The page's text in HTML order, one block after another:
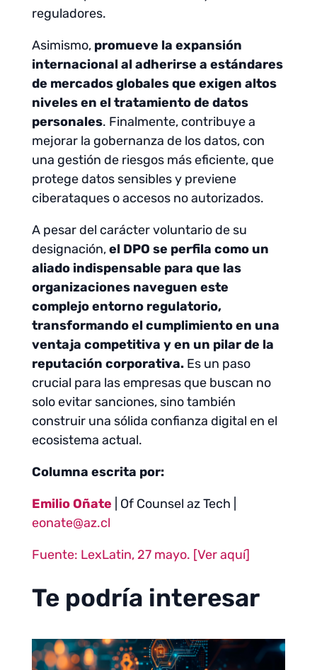
reguladores.
Asimismo, promueve la expansión
internacional al adherirse a estándares
de mercados globales que exigen altos
niveles en el tratamiento de datos
personales. Finalmente, contribuye a
mejorar la gobernanza de los datos, con
una gestión de riesgos más eficiente, que
protege datos sensibles y previene
ciberataques o accesos no autorizados.
A pesar del carácter voluntario de su
designación,el DPO se perfila como un
aliado indispensable para que las
organizaciones naveguen este
complejo entorno regulatorio,
transformando el cumplimiento en una
ventaja competitiva y en un pilar de la
reputación corporativa.Es un paso
crucial para las empresas que buscan no
solo evitar sanciones, sino también
construir una sólida confianza digital en el
ecosistema actual.
Columna escrita por:
Emilio Oñate | Of Counsel az Tech |
eonate@az.cl
Fuente: LexLatin, 27 mayo. [Ver aquí]
Te podría interesar